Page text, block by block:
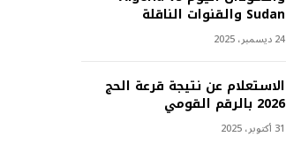
Sudan والقنوات الناقلة
24 ديسمبر، 2025
الاستعلام عن نتيجة قرعة الحج
2026 بالرقم القومي
31 أكتوبر، 2025